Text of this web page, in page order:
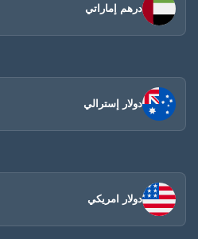
درهم إماراتي
دولار إسترالي
دولار امريكي